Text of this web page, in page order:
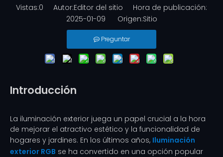
Vistas:0 Autor:Editor del sitio Hora de publicación:
2025-01-09 Origen:Sitio
Preguntar
Introducción
La iluminación exterior juega un papel crucial a la hora
de mejorar el atractivo estético y la funcionalidad de
hogares y jardines. En los últimos años, Iluminación
exterior RGB se ha convertido en una opción popular